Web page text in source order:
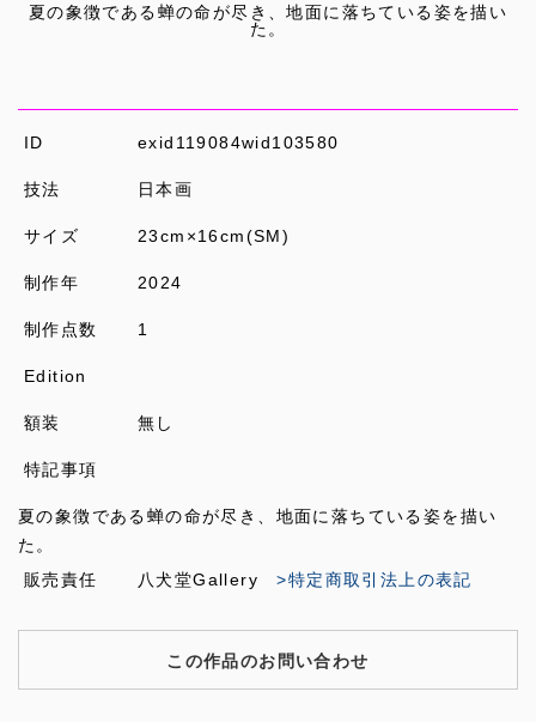
夏の象徴である蝉の命が尽き、地⾯に落ちている姿を描い
た。
ID exid119084wid103580
技法 日本画
サイズ 23cm×16cm(SM)
制作年 2024
制作点数 1
Edition
額装 無し
特記事項
夏の象徴である蝉の命が尽き、地⾯に落ちている姿を描い
た。
販売責任
八犬堂Gallery>特定商取引法上の表記
この作品のお問い合わせ